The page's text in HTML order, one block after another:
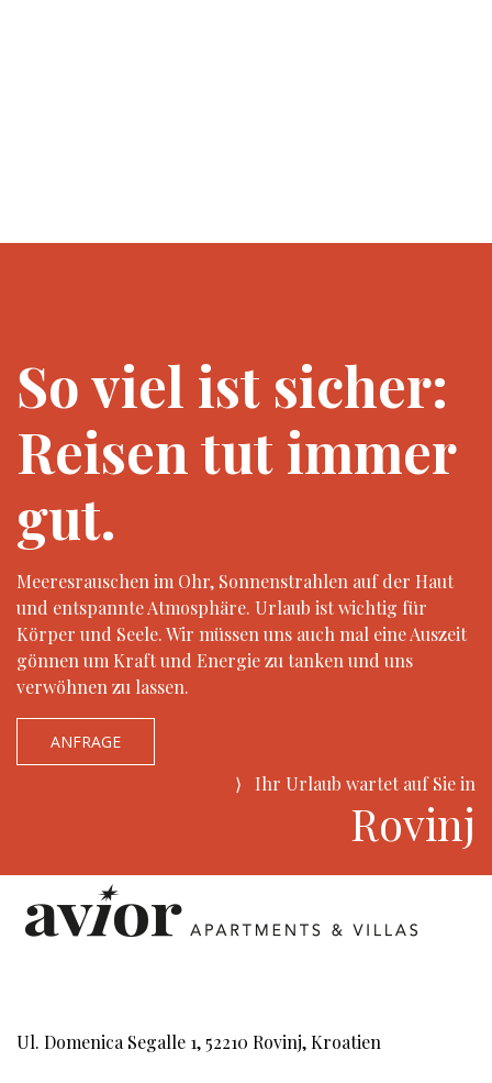
So viel ist sicher:
Reisen tut immer
gut.
Meeresrauschen im Ohr, Sonnenstrahlen auf der Haut
und entspannte Atmosphäre. Urlaub ist wichtig für
Körper und Seele. Wir müssen uns auch mal eine Auszeit
gönnen um Kraft und Energie zu tanken und uns
verwöhnen zu lassen.
ANFRAGE
⟩ Ihr Urlaub wartet auf Sie in
Rovinj
Ul. Domenica Segalle 1, 52210 Rovinj, Kroatien